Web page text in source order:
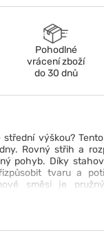
Pohodlné
vrácení zboží
do 30 dnů
výškou?
Rovný střih a
pohyb. Díky
tvaru a
směsi je
a nejen to. A jak
v tlumených